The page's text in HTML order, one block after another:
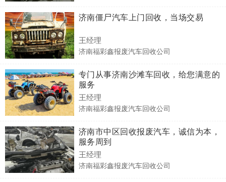
济南僵尸汽车上门回收，当场交易
王经理
济南福彩鑫报废汽车回收公司
专门从事济南沙滩车回收，给您满意的
服务
王经理
济南福彩鑫报废汽车回收公司
济南市中区回收报废汽车，诚信为本，
服务周到
王经理
济南福彩鑫报废汽车回收公司